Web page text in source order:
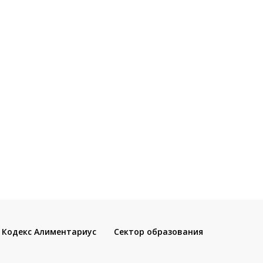
Кодекс Алиментариус Сектор образования